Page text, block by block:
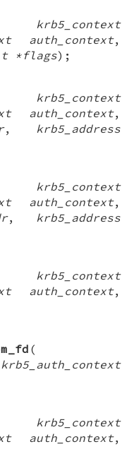
krb5_context
auth_context,
*flags);
krb5_context
auth_context,
,
krb5_address
krb5_context
auth_context,
,
krb5_address
krb5_context
auth_context,
(
krb5_auth_context
krb5_context
auth_context,